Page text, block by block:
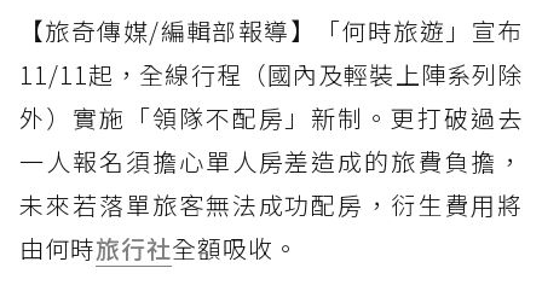
【旅奇傳媒/編輯部報導】「何時旅遊」宣布
11/11起，全線行程（國內及輕裝上陣系列除
外）實施「領隊不配房」新制。更打破過去
一人報名須擔心單人房差造成的旅費負擔，
未來若落單旅客無法成功配房，衍生費用將
由何時旅行社全額吸收。